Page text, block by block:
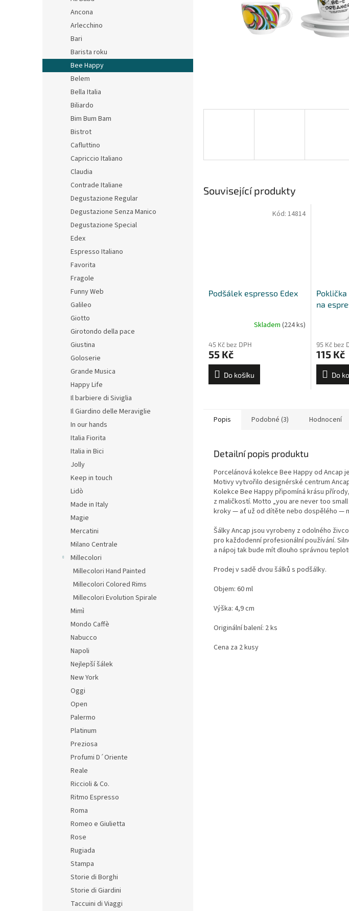
Ancona
Arlecchino
Bari
Barista roku
Bee Happy
Belem
Bella Italia
Biliardo
Bim Bum Bam
Bistrot
Cafluttino
Capriccio Italiano
Claudia
Contrade Italiane
Degustazione Regular
Degustazione Senza Manico
Degustazione Special
Edex
Espresso Italiano
Favorita
Fragole
Funny Web
Galileo
Giotto
Girotondo della pace
Giustina
Goloserie
Grande Musica
Happy Life
Il barbiere di Siviglia
Il Giardino delle Meraviglie
In our hands
Italia Fiorita
Italia in Bici
Jolly
Keep in touch
Lidò
Made in Italy
Magie
Mercatini
Milano Centrale
Millecolori
Millecolori Hand Painted
Millecolori Colored Rims
Millecolori Evolution Spirale
Mimì
Mondo Caffè
Nabucco
Napoli
Nejlepší šálek
New York
Oggi
Open
Palermo
Platinum
Preziosa
Profumi D´Oriente
Reale
Riccioli & Co.
Ritmo Espresso
Roma
Romeo e Giulietta
Rose
Rugiada
Stampa
Storie di Borghi
Storie di Giardini
Taccuini di Viaggi
Související produkty
Podšálek espresso Edex
Skladem (224 ks)
45 Kč bez DPH
55 Kč
Do košíku
Kód: 14814
na
95 Kč bez
115 Kč
Do
Popis Podobné (3) Hodnocení
Detailní popis produktu
Porcelánová kolekce Bee Happy od Ancap
Motivy vytvořilo designérské centrum
Kolekce Bee Happy připomíná krásu
z maličkostí. Motto „you are never too
kroky — ať už od dítěte nebo dospělého —
Šálky Ancap jsou vyrobeny z odolného
pro každodenní profesionální používání.
a nápoj tak bude mít dlouho správnou
Prodej v sadě dvou šálků s podšálky.
Objem: 60 ml
Výška: 4,9 cm
Originální balení: 2 ks
Cena za 2 kusy